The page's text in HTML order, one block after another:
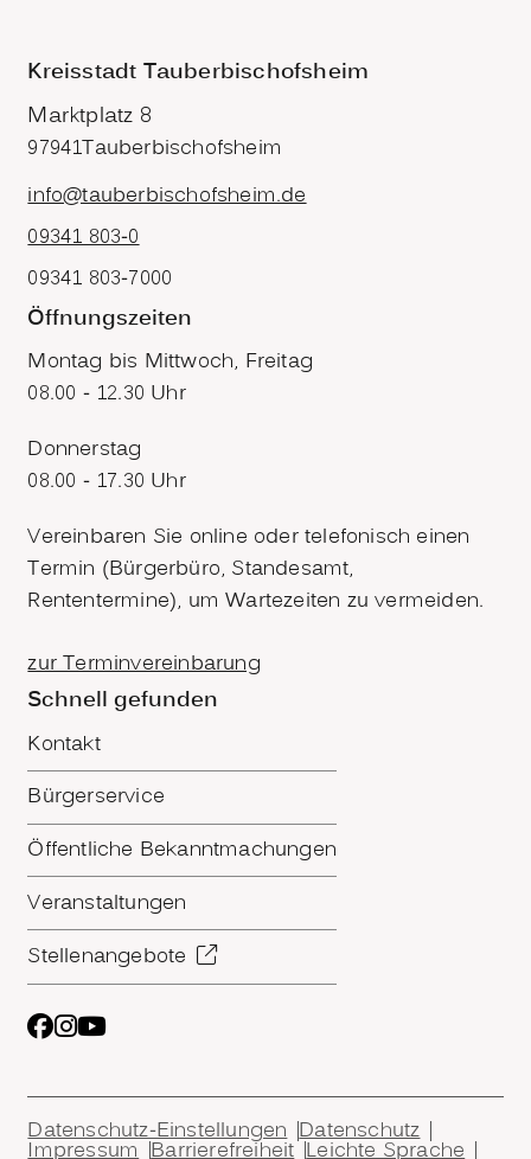
Kreisstadt Tauberbischofsheim
Marktplatz 8
97941Tauberbischofsheim
info@tauberbischofsheim.de
09341 803-0
09341 803-7000
Öffnungszeiten
Montag bis Mittwoch, Freitag
08.00 - 12.30 Uhr
Donnerstag
08.00 - 17.30 Uhr
Vereinbaren Sie online oder telefonisch einen
Termin (Bürgerbüro, Standesamt,
Rententermine), um Wartezeiten zu vermeiden.
zur Terminvereinbarung
Schnell gefunden
Kontakt
Bürgerservice
Öffentliche Bekanntmachungen
Veranstaltungen
Stellenangebote
Datenschutz-Einstellungen Datenschutz
Impressum Barrierefreiheit Leichte Sprache